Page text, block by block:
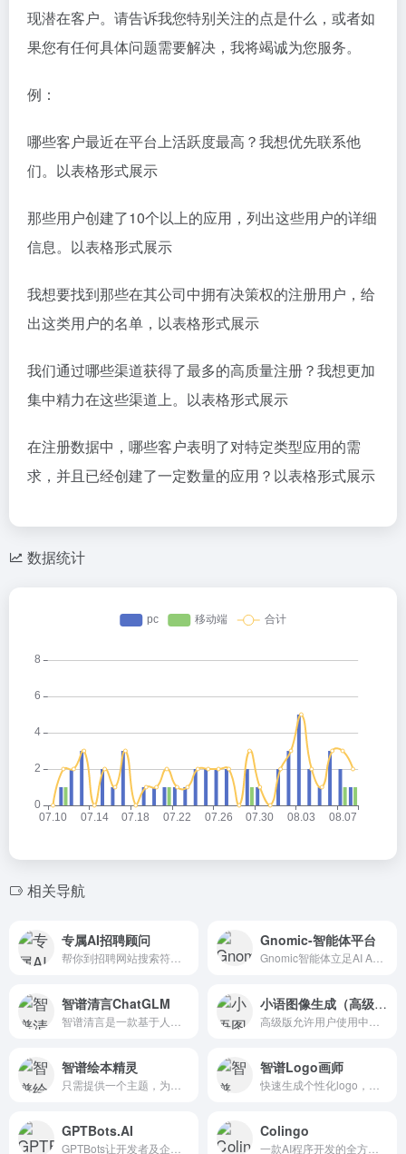
现潜在客户。请告诉我您特别关注的点是什么，或者如
果您有任何具体问题需要解决，我将竭诚为您服务。
例：
哪些客户最近在平台上活跃度最高？我想优先联系他
们。以表格形式展示
那些用户创建了10个以上的应用，列出这些用户的详细
信息。以表格形式展示
我想要找到那些在其公司中拥有决策权的注册用户，给
出这类用户的名单，以表格形式展示
我们通过哪些渠道获得了最多的高质量注册？我想更加
集中精力在这些渠道上。以表格形式展示
在注册数据中，哪些客户表明了对特定类型应用的需
求，并且已经创建了一定数量的应用？以表格形式展示
数据统计
相关导航
专属AI招聘顾问 Gnomic-智能体平台
智谱清言ChatGLM 小语图像生成（高级版）
智谱绘本精灵 智谱Logo画师
GPTBots.AI Colingo